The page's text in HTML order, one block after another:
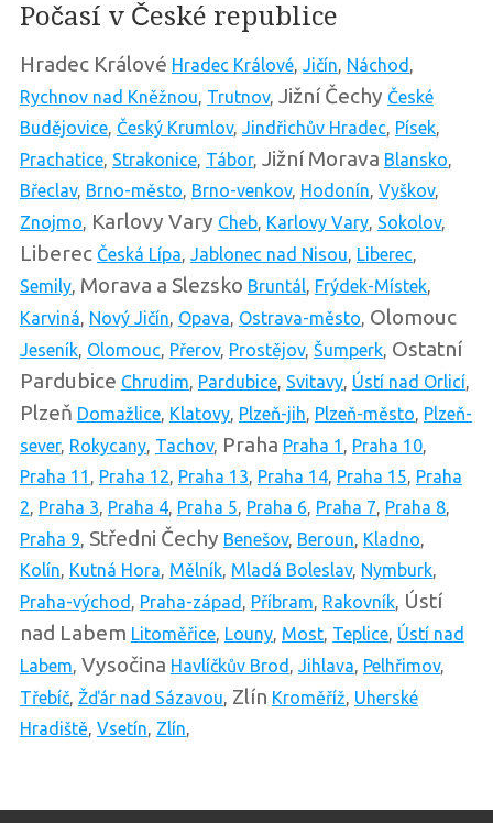
Počasí v České republice
Hradec Králové Hradec Králové, Jičín, Náchod ,
Rychnov nad Kněžnou, Trutnov, Jižní Čechy České
Budějovice, Český Krumlov, Jindřichův Hradec, Písek,
Prachatice, Strakonice, Tábor, Jižní Morava Blansko,
Břeclav, Brno-město, Brno-venkov, Hodonín, Vyškov,
Znojmo, Karlovy Vary Cheb, Karlovy Vary, Sokolov,
Liberec Česká Lípa, Jablonec nad Nisou, Liberec,
Semily, Morava a Slezsko Bruntál, Frýdek-Místek,
Karviná, Nový Jičín, Opava, Ostrava-město, Olomouc
Jeseník, Olomouc, Přerov, Prostějov, Šumperk, Ostatní
Pardubice Chrudim, Pardubice, Svitavy, Ústí nad Orlicí,
Plzeň Domažlice, Klatovy, Plzeň-jih, Plzeň-město, Plzeň-
sever, Rokycany, Tachov, Praha Praha 1 , Praha 10,
Praha 11 , Praha 12, Praha 13, Praha 14, Praha 15, Praha
2, Praha 3, Praha 4, Praha 5, Praha 6, Praha 7, Praha 8,
Praha 9, Středni Čechy Benešov, Beroun, Kladno,
Kolín, Kutná Hora, Mělník, Mladá Boleslav, Nymburk,
Praha-východ , Praha-západ , Příbram, Rakovník, Ústí
nad Labem Litoměřice, Louny, Most, Teplice, Ústí nad
Labem, Vysočina Havlíčkův Brod , Jihlava, Pelhřimov,
Třebíč, Žďár nad Sázavou, Zlín Kroměříž, Uherské
Hradiště, Vsetín, Zlín,